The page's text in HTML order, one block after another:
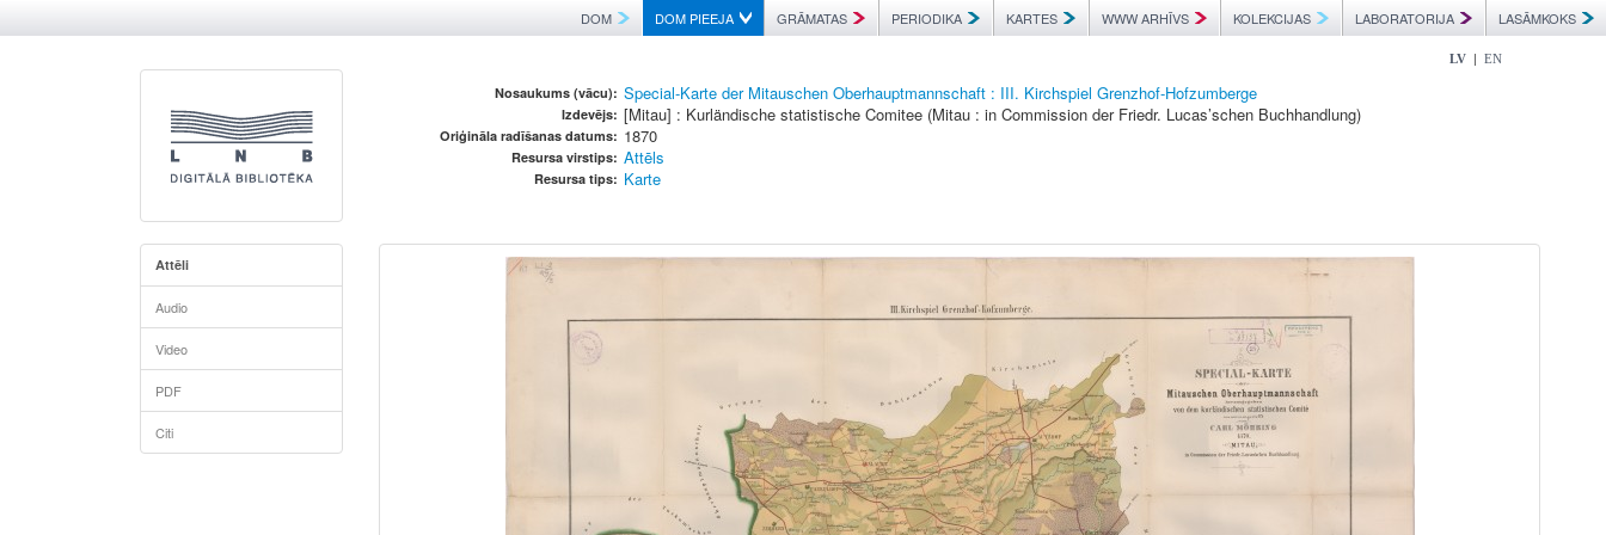
DOM DOM PIEEJA GRĀMATAS PERIODIKA KARTES WWW ARHĪVS KOLEKCIJAS LABORATORIJA LASĀMKOKS
LV | EN
Nosaukums (vācu): Special-Karte der Mitauschen Oberhauptmannschaft : III. Kirchspiel Grenzhof-Hofzumberge
Izdevējs: [Mitau] : Kurländische statistische Comitee (Mitau : in Commission der Friedr. Lucas’schen Buchhandlung)
Oriģināla radīšanas datums: 1870
Resursa virstips: Attēls
Resursa tips: Karte
Attēli
Audio
Video
PDF
Citi